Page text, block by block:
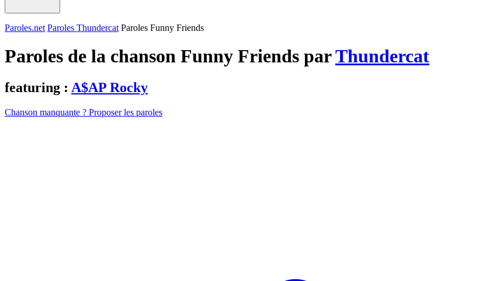
Paroles.net Paroles Thundercat Paroles Funny Friends
Paroles de la chanson Funny Friends parThundercat
featuring : A$AP Rocky
Chanson manquante ? Proposer les paroles